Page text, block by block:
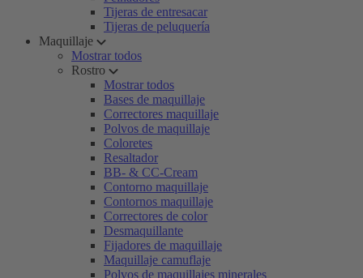
Tijeras de entresacar
Tijeras de peluquería
Maquillaje
Mostrar todos
Rostro
Mostrar todos
Bases de maquillaje
Correctores maquillaje
Polvos de maquillaje
Coloretes
Resaltador
BB- & CC-Cream
Contorno maquillaje
Contornos maquillaje
Correctores de color
Desmaquillante
Fijadores de maquillaje
Maquillaje camuflaje
Polvos de maquillajes minerales